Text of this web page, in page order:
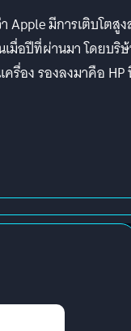
Apple มีการเติบโตสู
เมื่อปีที่ผ่านมา โดยบริ
รื่อง รองลงมาคือ HP